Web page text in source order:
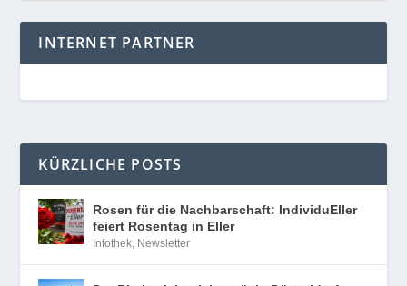
INTERNET PARTNER
KÜRZLICHE POSTS
Rosen für die Nachbarschaft: IndividuEller
feiert Rosentag in Eller
Infothek, Newsletter